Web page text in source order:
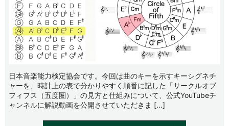
日本音楽能力検定協会です。今回は曲のキーを示すキーシグネチ
ャーを、時計上の表で分かりやすく順番に記した「サークルオブ
フィフス（五度圏）」の見方と仕組みについて、公式YouTubeチ
ャンネルに解説動画を公開させていただきま […]